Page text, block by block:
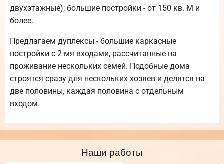
двухэтажные); большие постройки - от 150 кв. М и
более.
Предлагаем дуплексы - большие каркасные
постройки с 2-мя входами, рассчитанные на
проживание нескольких семей. Подобные дома
строятся сразу для нескольких хозяев и делятся на
две половины, каждая половина с отдельным
входом.
Наши работы